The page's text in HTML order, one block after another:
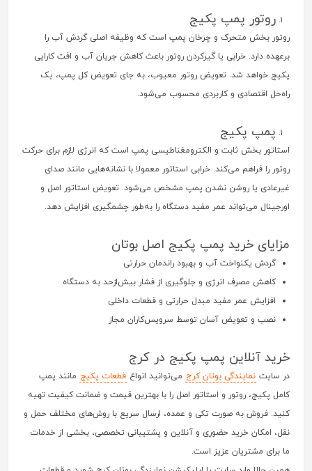
روتور پمپ پکیج
روتور بخش متحرک و چرخان پمپ است که وظیفه اصلی گردش آب را
برعهده دارد. خرابی یا گیرکردن روتور باعث کاهش جریان آب و افت کارایی
پکیج خواهد شد. تعویض روتور معیوب، به جای تعویض کل پمپ، یک
راه‌حل اقتصادی و کاربردی محسوب می‌شود.
پمپ پکیج
استاتور بخش ثابت و الکترومغناطیسی پمپ است که انرژی لازم برای حرکت
روتور را فراهم می‌کند. خرابی استاتور معمولا با نشانه‌هایی مانند صدای
غیرعادی یا روشن نشدن پمپ مشخص می‌شود. تعویض استاتور اصل و
اورجینال می‌تواند عمر مفید دستگاه را به‌طور چشمگیری افزایش دهد.
مزایای خرید پمپ پکیج اصل بوتان
گردش یکنواخت آب و بهبود راندمان حرارتی
کاهش مصرف انرژی و جلوگیری از فشار بیش‌ازحد به دستگاه
افزایش عمر مفید مبدل حرارتی و قطعات داخلی
نصب و تعویض آسان توسط سرویس‌کاران مجاز
خرید آنلاین پمپ پکیج در کرج
در سایت نمایندگی بوتان کرج می‌توانید انواع قطعات پکیج مانند پمپ
کامل پکیج، روتور و استاتور اصل را با بهترین قیمت و ضمانت کیفیت تهیه
کنید. فروش به‌ صورت تکی و عمده، ارسال سریع با روش‌های مختلف حمل و
نقل، امکان خرید حضوری و آنلاین و پشتیبانی تخصصی، بخشی از خدمات
ما برای مشتریان عزیز است.